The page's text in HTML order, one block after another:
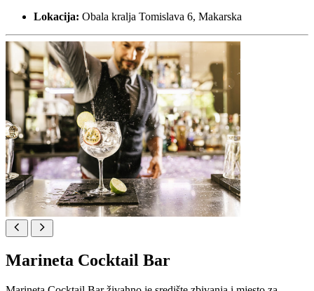
Lokacija: Obala kralja Tomislava 6, Makarska
Marineta Cocktail Bar